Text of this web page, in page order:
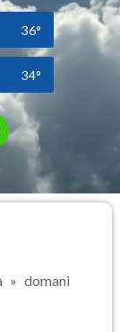
36°
34°
domani